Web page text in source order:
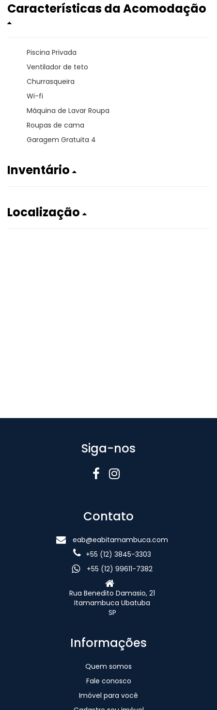
Características da Acomodação
Piscina Privada
Ventilador de teto
Churrasqueira
Wi-fi
Máquina de Lavar Roupa
Roupas de cama
Garagem Gratuita 4
Inventário
Localização
Siga-nos
Contato
eab@eabitamambuca.com
+55 (12) 3845-3303
+55 (12) 99611-7382
Rua Benedito Damasio, 21
Itamambuca Ubatuba
SP
Informações
Quem somos
Fale conosco
Imóvel para você